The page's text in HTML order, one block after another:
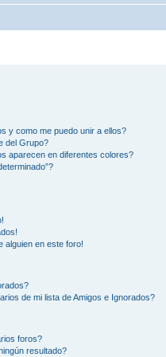
y como me puedo unir a ellos?
del Grupo?
aparecen en diferentes colores?
alguien en este foro!
de mi lista de Amigos e Ignorados?
foros?
resultado?